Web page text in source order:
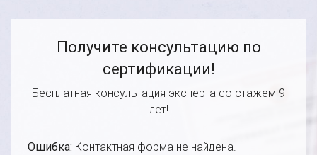
Получите консультацию по
сертификации!
Бесплатная консультация эксперта со стажем 9
лет!
Ошибка: Контактная форма не найдена.